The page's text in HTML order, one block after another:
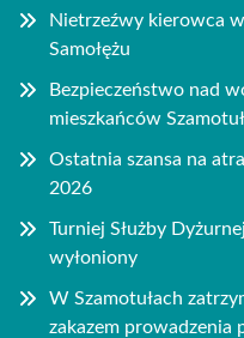
Nietrzeźwy kierowca
Samołężu
Bezpieczeństwo nad
mieszkańców Szamotuł
Ostatnia szansa na
2026
Turniej Służby
wyłoniony
W Szamotułach
zakazem prowadzenia